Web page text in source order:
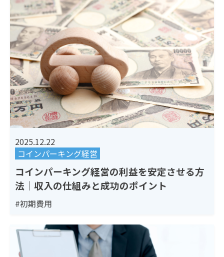
2025.12.22
コインパーキング経営
コインパーキング経営の利益を安定させる方
法｜収入の仕組みと成功のポイント
#初期費用